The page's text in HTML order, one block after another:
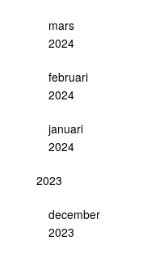
mars
2024
februari
2024
januari
2024
2023
december
2023